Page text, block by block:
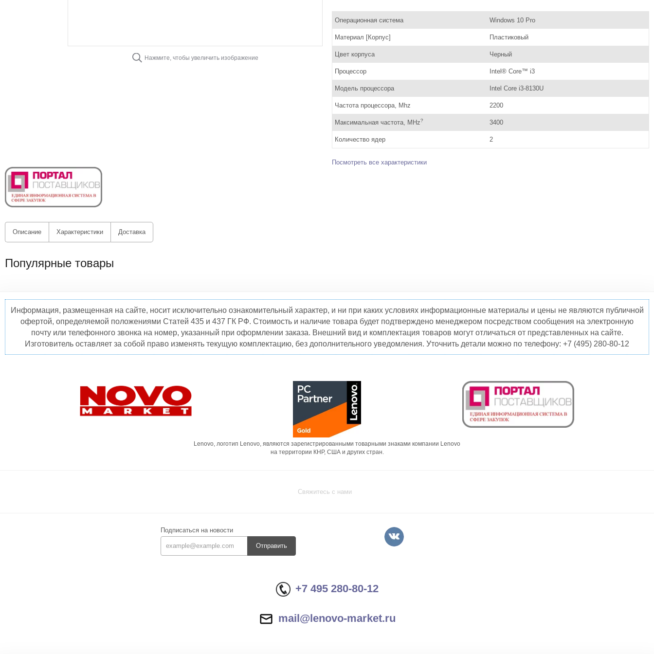
Нажмите, чтобы увеличить изображение
Операционная система Windows 10 Pro
Материал [Корпус] Пластиковый
Цвет корпуса Черный
Процессор Intel® Core™ i3
Модель процессора Intel Core i3-8130U
Частота процессора, Mhz 2200
Максимальная частота, MHz? 3400
Количество ядер 2
Посмотреть все характеристики
Описание Характеристики Доставка
Популярные товары
Информация, размещенная на сайте, носит исключительно ознакомительный характер, и ни при каких условиях информационные материалы и цены не являются публичной
офертой, определяемой положениями Статей 435 и 437 ГК РФ. Стоимость и наличие товара будет подтверждено менеджером посредством сообщения на электронную
почту или телефонного звонка на номер, указанный при оформлении заказа. Внешний вид и комплектация товаров могут отличаться от представленных на сайте.
Изготовитель оставляет за собой право изменять текущую комплектацию, без дополнительного уведомления. Уточнить детали можно по телефону: +7 (495) 280-80-12
Lenovo, логотип Lenovo, являются зарегистрированными товарными знаками компании Lenovo
на территории КНР, США и других стран.
Свяжитесь с нами
Подписаться на новости
Отправить
+7 495 280-80-12
mail@lenovo-market.ru